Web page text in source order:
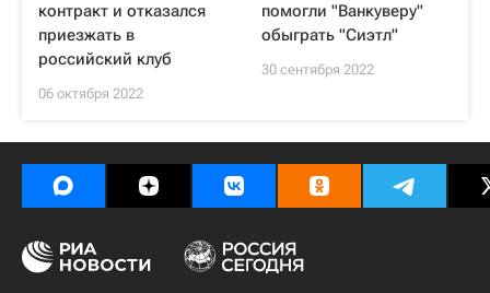
контракт и отказался
приезжать в
российский клуб
06 октября 2022
помогли "Ванкуверу"
обыграть "Сиэтл"
30 сентября 2022